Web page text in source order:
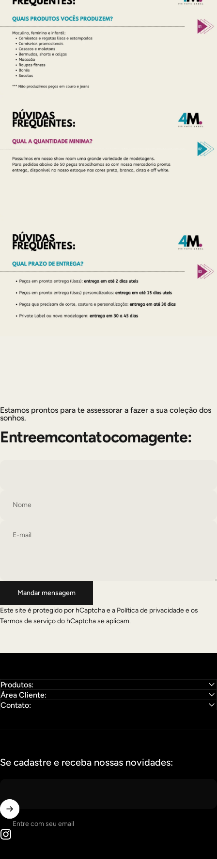
Estamos prontos para te assessorar a fazer a sua coleção dos
sonhos.
Entreemcontatocomagente:
Nome
E-mail
Mensagem
Mandar mensagem
Este site é protegido por hCaptcha e a Política de privacidadee os
Termos de serviçodo hCaptcha se aplicam.
Produtos:
Área Cliente:
Contato:
Se cadastre e receba nossas novidades:
Entre com seu email